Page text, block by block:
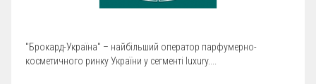
"Брокард-Україна" – найбільший оператор парфумерно-
косметичного ринку України у сегменті luxury....